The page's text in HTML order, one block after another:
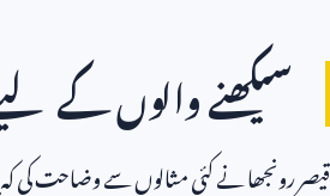
سیکھنے والوں کے
قیصر رونجھا نے کئی مثالوں سے وضاحت کی